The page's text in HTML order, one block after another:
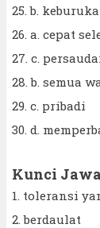
25. b.
26. a. cepat
27. c.
28. b. semua
29. c. pribadi
30. d.
Kunci
1. toleransi
2. berdaulat